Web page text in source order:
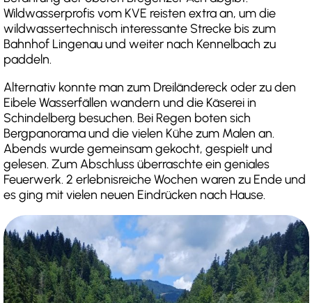
Wildwasserprofis vom KVE reisten extra an, um die
wildwassertechnisch interessante Strecke bis zum
Bahnhof Lingenau und weiter nach Kennelbach zu
paddeln.
Alternativ konnte man zum Dreiländereck oder zu den
Eibele Wasserfällen wandern und die Käserei in
Schindelberg besuchen. Bei Regen boten sich
Bergpanorama und die vielen Kühe zum Malen an.
Abends wurde gemeinsam gekocht, gespielt und
gelesen. Zum Abschluss überraschte ein geniales
Feuerwerk. 2 erlebnisreiche Wochen waren zu Ende und
es ging mit vielen neuen Eindrücken nach Hause.